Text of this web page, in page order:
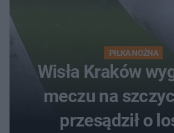
PIŁKA NOŻNA
Wisła Kraków
meczu na
przesądził o